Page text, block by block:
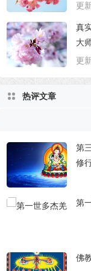
更
真
大
更
热评文章
第
修
第
佛